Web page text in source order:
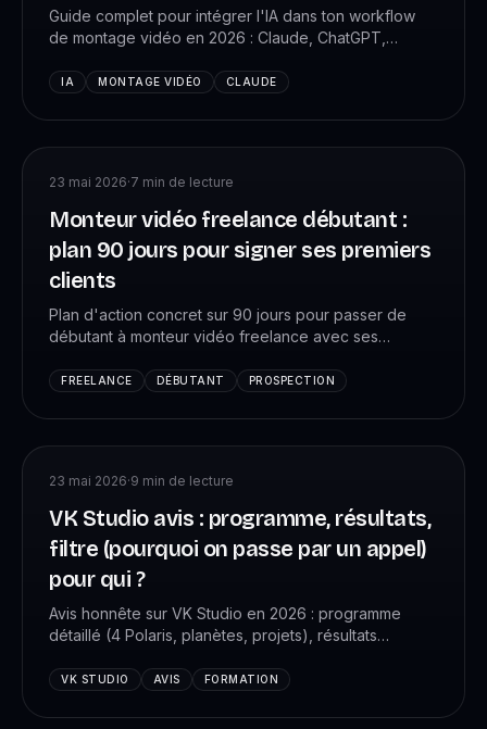
Guide complet pour intégrer l'IA dans ton workflow
de montage vidéo en 2026 : Claude, ChatGPT,
Avec prompts testés.
IA MONTAGE VIDÉO CLAUDE
23 mai 2026·7 min de lecture
Monteur vidéo freelance débutant :
plan 90 jours pour signer ses premiers
clients
Plan d'action concret sur 90 jours pour passer de
débutant à monteur vidéo freelance avec ses
actions précises.
FREELANCE DÉBUTANT PROSPECTION
23 mai 2026·9 min de lecture
VK Studio avis : programme, résultats,
filtre (pourquoi on passe par un appel)
pour qui ?
Avis honnête sur VK Studio en 2026 : programme
détaillé (4 Polaris, planètes, projets), résultats
obligatoire avant inscription.
VK STUDIO AVIS FORMATION